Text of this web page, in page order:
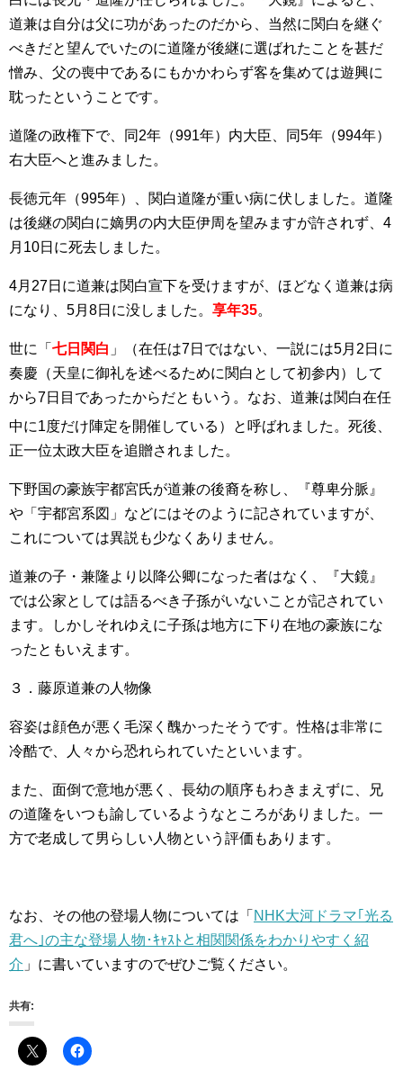
道兼は自分は父に功があったのだから、当然に関白を継ぐ
べきだと望んでいたのに道隆が後継に選ばれたことを甚だ
憎み、父の喪中であるにもかかわらず客を集めては遊興に
耽ったということです。
道隆の政権下で、同2年（991年）内大臣、同5年（994年）
右大臣へと進みました。
長徳元年（995年）、関白道隆が重い病に伏しました。道隆
は後継の関白に嫡男の内大臣伊周を望みますが許されず、4
月10日に死去しました。
4月27日に道兼は関白宣下を受けますが、ほどなく道兼は病
になり、5月8日に没しました。 享年35。
世に「 七日関白 」（在任は7日ではない、一説には5月2日に
奏慶（天皇に御礼を述べるために関白として初参内）して
から7日目であったからだともいう。なお、道兼は関白在任
中に1度だけ陣定を開催している ）と呼ばれました。死後、
正一位太政大臣を追贈されました。
下野国の豪族宇都宮氏が道兼の後裔を称し、『尊卑分脈』
や「宇都宮系図」などにはそのように記されていますが、
これについては異説も少なくありません。
道兼の子・兼隆より以降公卿になった者はなく、『大鏡』
では公家としては語るべき子孫がいないことが記されてい
ます。しかしそれゆえに子孫は地方に下り在地の豪族にな
ったともいえます。
３．藤原道兼の人物像
容姿は顔色が悪く毛深く醜かったそうです。性格は非常に
冷酷で、人々から恐れられていたといいます。
また、面倒で意地が悪く、長幼の順序もわきまえずに、兄
の道隆をいつも諭しているようなところがありました。一
方で老成して男らしい人物という評価もあります。
なお、その他の登場人物については「 NHK大河ドラマ｢光る
君へ｣の主な登場人物･ｷｬｽﾄと相関関係をわかりやすく紹
介 」に書いていますのでぜひご覧ください。
共有: